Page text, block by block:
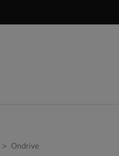
> Ondrive